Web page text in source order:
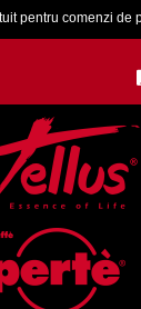
pentru comenzi de